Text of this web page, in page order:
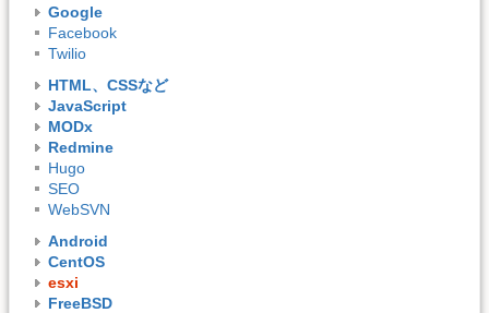
Google
Facebook
Twilio
HTML、CSSなど
JavaScript
MODx
Redmine
Hugo
SEO
WebSVN
Android
CentOS
esxi
FreeBSD